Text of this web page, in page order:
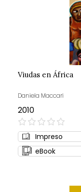
Viudas en África
Daniela Maccari
2010
0%
Impreso
eBook